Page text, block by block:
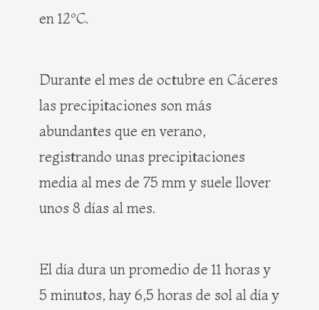
en 12ºC.
Durante el mes de octubre en Cáceres
las precipitaciones son más
abundantes que en verano,
registrando unas precipitaciones
media al mes de 75 mm y suele llover
unos 8 días al mes.
El día dura un promedio de 11 horas y
5 minutos, hay 6,5 horas de sol al día y